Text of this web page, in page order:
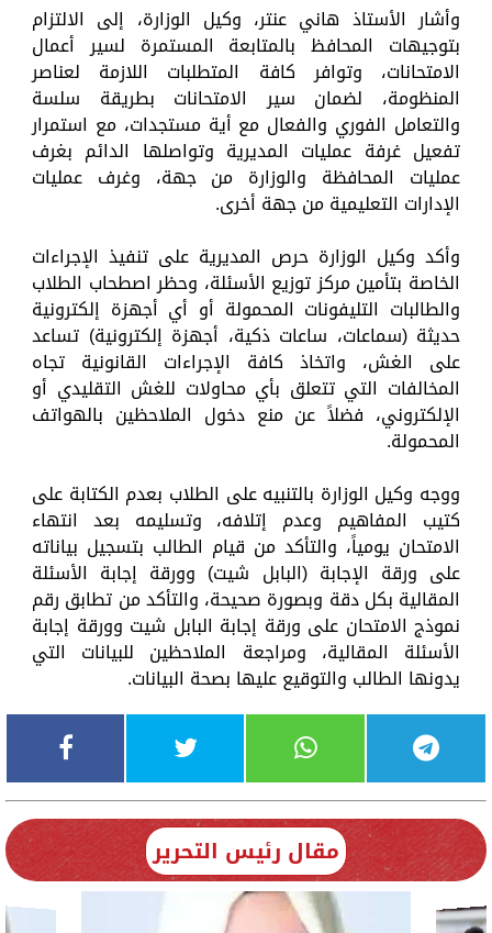
وأشار الأستاذ هاني عنتر، وكيل الوزارة، إلى الالتزام
بتوجيهات المحافظ بالمتابعة المستمرة لسير أعمال
الامتحانات، وتوافر كافة المتطلبات اللازمة لعناصر
المنظومة، لضمان سير الامتحانات بطريقة سلسة
والتعامل الفوري والفعال مع أية مستجدات، مع استمرار
تفعيل غرفة عمليات المديرية وتواصلها الدائم بغرف
عمليات المحافظة والوزارة من جهة، وغرف عمليات
الإدارات التعليمية من جهة أخرى.
وأكد وكيل الوزارة حرص المديرية على تنفيذ الإجراءات
الخاصة بتأمين مركز توزيع الأسئلة، وحظر اصطحاب الطلاب
والطالبات التليفونات المحمولة أو أي أجهزة إلكترونية
حديثة (سماعات، ساعات ذكية، أجهزة إلكترونية) تساعد
على الغش، واتخاذ كافة الإجراءات القانونية تجاه
المخالفات التي تتعلق بأي محاولات للغش التقليدي أو
الإلكتروني، فضلاً عن منع دخول الملاحظين بالهواتف
المحمولة.
ووجه وكيل الوزارة بالتنبيه على الطلاب بعدم الكتابة على
كتيب المفاهيم وعدم إتلافه، وتسليمه بعد انتهاء
الامتحان يومياً، والتأكد من قيام الطالب بتسجيل بياناته
على ورقة الإجابة (البابل شيت) وورقة إجابة الأسئلة
المقالية بكل دقة وبصورة صحيحة، والتأكد من تطابق رقم
نموذج الامتحان على ورقة إجابة البابل شيت وورقة إجابة
الأسئلة المقالية، ومراجعة الملاحظين للبيانات التي
يدونها الطالب والتوقيع عليها بصحة البيانات.
مقال رئيس التحرير